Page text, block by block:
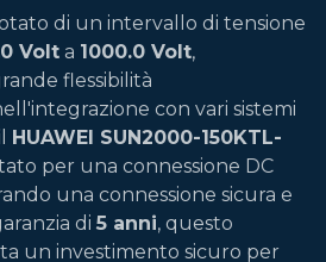
di un intervallo di tensione
Volt a 1000.0 Volt,
flessibilità
con vari sistemi
HUAWEI SUN2000-150KTL-
per una connessione DC
una connessione sicura e
di 5 anni, questo
un investimento sicuro per